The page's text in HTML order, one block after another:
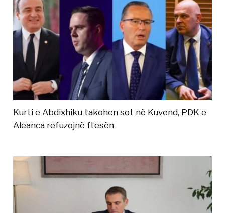
Kurti e Abdixhiku takohen sot në Kuvend, PDK e
Aleanca refuzojnë ftesën